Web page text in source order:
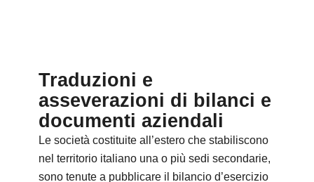
Traduzioni e
asseverazioni di bilanci e
documenti aziendali
Le società costituite all’estero che stabiliscono
nel territorio italiano una o più sedi secondarie,
sono tenute a pubblicare il bilancio d’esercizio